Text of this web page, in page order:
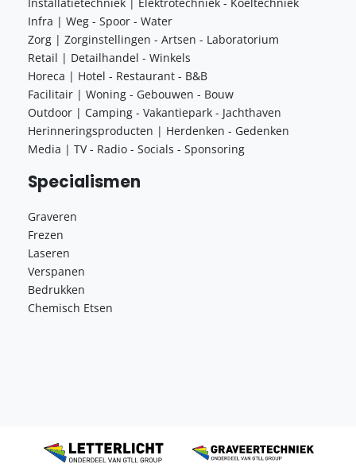
Infra | Weg - Spoor - Water
Zorg | Zorginstellingen - Artsen - Laboratorium
Retail | Detailhandel - Winkels
Horeca | Hotel - Restaurant - B&B
Facilitair | Woning - Gebouwen - Bouw
Outdoor | Camping - Vakantiepark - Jachthaven
Herinneringsproducten | Herdenken - Gedenken
Media | TV - Radio - Socials - Sponsoring
Specialismen
Graveren
Frezen
Laseren
Verspanen
Bedrukken
Chemisch Etsen